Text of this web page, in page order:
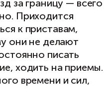
за границу — всего
Приходится
к приставам,
они не делают
писать
ходить на приемы.
времени и сил,